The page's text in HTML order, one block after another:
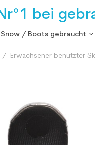
bei
Snow / Boots gebraucht
Erwachsener benutzter